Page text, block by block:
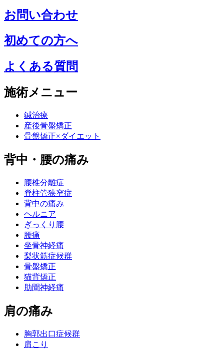
お問い合わせ
初めての方へ
よくある質問
施術メニュー
鍼治療
産後骨盤矯正
骨盤矯正×ダイエット
背中・腰の痛み
腰椎分離症
脊柱管狭窄症
背中の痛み
ヘルニア
ぎっくり腰
腰痛
坐骨神経痛
梨状筋症候群
骨盤矯正
猫背矯正
肋間神経痛
肩の痛み
胸郭出口症候群
肩こり